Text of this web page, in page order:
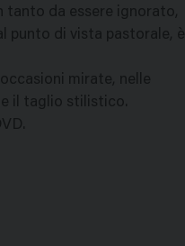
tanto da essere ignorato,
punto di vista pastorale, è
mirate, nelle
il taglio stilistico.